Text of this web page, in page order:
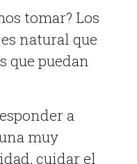
tomar? Los
natural que
que puedan
a
muy
cuidar el